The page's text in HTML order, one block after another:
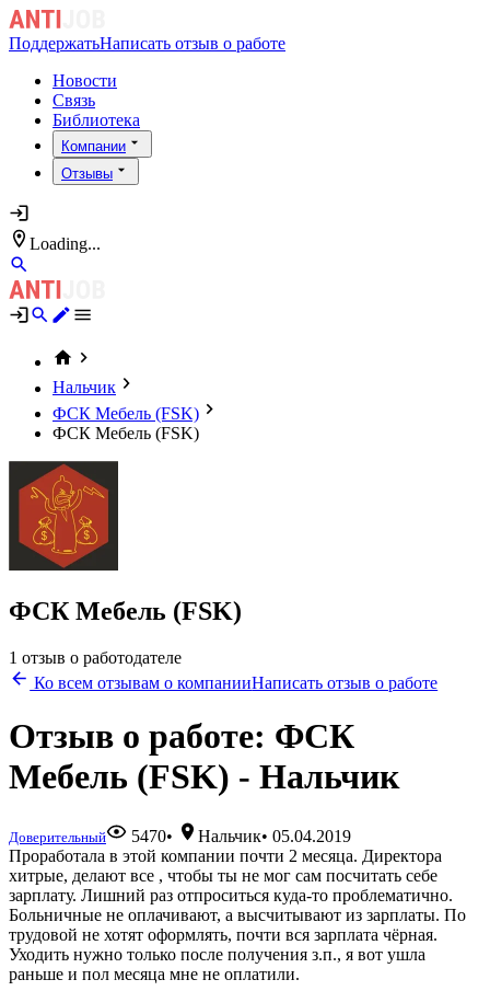
ПоддержатьНаписать отзыв о работе
Новости
Связь
Библиотека
Компании
Отзывы
Loading...
Нальчик
ФСК Мебель (FSK)
ФСК Мебель (FSK)
ФСК Мебель (FSK)
1 отзыв о работодателе
Ко всем отзывам о компанииНаписать отзыв о работе
Отзыв о работе: ФСК
Мебель (FSK) - Нальчик
Доверительный 5470• Нальчик•05.04.2019
Проработала в этой компании почти 2 месяца. Директора
хитрые, делают все , чтобы ты не мог сам посчитать себе
зарплату. Лишний раз отпроситься куда-то проблематично.
Больничные не оплачивают, а высчитывают из зарплаты. По
трудовой не хотят оформлять, почти вся зарплата чёрная.
Уходить нужно только после получения з.п., я вот ушла
раньше и пол месяца мне не оплатили.